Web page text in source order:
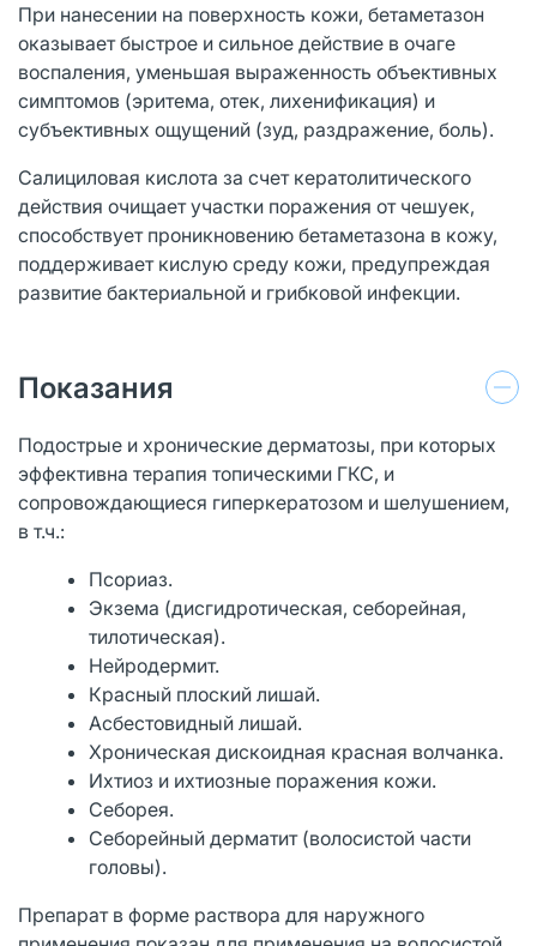
При нанесении на поверхность кожи, бетаметазон
оказывает быстрое и сильное действие в очаге
воспаления, уменьшая выраженность объективных
симптомов (эритема, отек, лихенификация) и
субъективных ощущений (зуд, раздражение, боль).
Салициловая кислота за счет кератолитического
действия очищает участки поражения от чешуек,
способствует проникновению бетаметазона в кожу,
поддерживает кислую среду кожи, предупреждая
развитие бактериальной и грибковой инфекции.
Показания
Подострые и хронические дерматозы, при которых
эффективна терапия топическими ГКС, и
сопровождающиеся гиперкератозом и шелушением,
в т.ч.:
Псориаз.
Экзема (дисгидротическая, себорейная,
тилотическая).
Нейродермит.
Красный плоский лишай.
Асбестовидный лишай.
Хроническая дискоидная красная волчанка.
Ихтиоз и ихтиозные поражения кожи.
Себорея.
Себорейный дерматит (волосистой части
головы).
Препарат в форме раствора для наружного